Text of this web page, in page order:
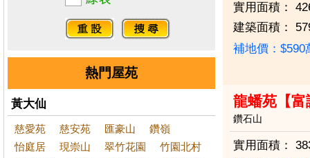
熱門屋苑
黃大仙
慈愛苑 慈安苑 匯豪山
鑽嶺
怡庭居
現崇山 翠竹花園
竹園北村
實用面積：
建築面積：
補地價：
龍蟠苑【富
鑽石山
實用面積：